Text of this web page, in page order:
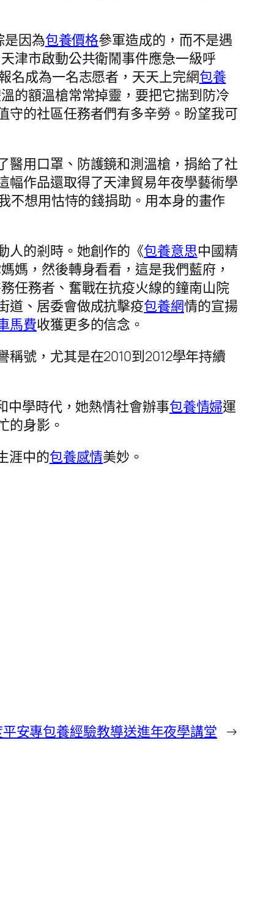
是因為包養價格參軍造成的，而不是遇
津市啟動公共衛鬧事件應急一級呼
名成為一名志愿者，天天上完網包養
的額溫槍常常掉靈，要把它揣到防冷
守的社區任務者們有多辛勞。盼望我可
用口罩、防護鏡和測溫槍，捐給了社
幅作品還取得了天津貿易年夜學藝術學
不想用怙恃的錢捐助。用本身的畫作
人的剎時。她創作的《包養意思中國精
媽，然後轉身看看，這是我們藍府，
任務者、奮戰在抗疫火線的鐘南山院
道、居委會做成抗擊疫包養網情的宣揚
馬費收獲更多的信念。
號，尤其是在2010到2012學年持續
學時代，她熱情社會辦事包養情婦運
的身影。
涯中的包養感情美妙。
安專包養經驗教導送進年夜學講堂 →